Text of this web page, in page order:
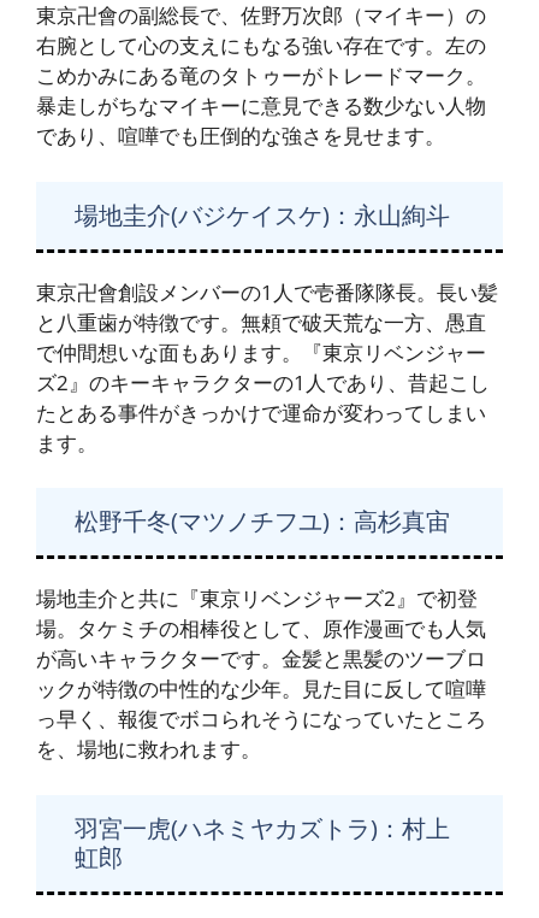
東京卍會の副総長で、佐野万次郎（マイキー）の
右腕として心の支えにもなる強い存在です。左の
こめかみにある竜のタトゥーがトレードマーク。
暴走しがちなマイキーに意見できる数少ない人物
であり、喧嘩でも圧倒的な強さを見せます。
場地圭介(バジケイスケ)：永山絢斗
東京卍會創設メンバーの1人で壱番隊隊長。長い髪
と八重歯が特徴です。無頼で破天荒な一方、愚直
で仲間想いな面もあります。『東京リベンジャー
ズ2』のキーキャラクターの1人であり、昔起こし
たとある事件がきっかけで運命が変わってしまい
ます。
松野千冬(マツノチフユ)：高杉真宙
場地圭介と共に『東京リベンジャーズ2』で初登
場。タケミチの相棒役として、原作漫画でも人気
が高いキャラクターです。金髪と黒髪のツーブロ
ックが特徴の中性的な少年。見た目に反して喧嘩
っ早く、報復でボコられそうになっていたところ
を、場地に救われます。
羽宮一虎(ハネミヤカズトラ)：村上
虹郎